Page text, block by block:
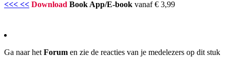
<<< << Download Book App/E-book vanaf € 3,99
Ga naar het Forum en zie de reacties van je medelezers op dit stuk